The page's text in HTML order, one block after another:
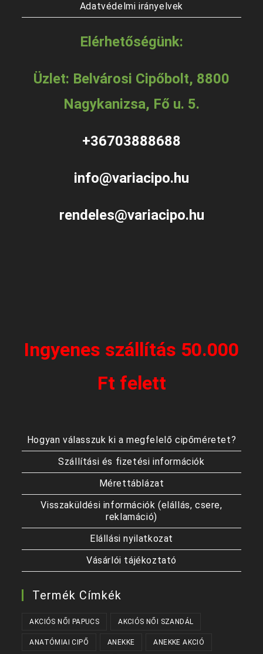
Adatvédelmi irányelvek
Elérhetőségünk:
Üzlet: Belvárosi Cipőbolt, 8800
Nagykanizsa, Fő u. 5.
+36703888688
info@variacipo.hu
rendeles@variacipo.hu
Ingyenes szállítás 50.000
Ft felett
Hogyan válasszuk ki a megfelelő cipőméretet?
Szállítási és fizetési információk
Mérettáblázat
Visszaküldési információk (elállás, csere,
reklamáció)
Elállási nyilatkozat
Vásárlói tájékoztató
Termék Címkék
AKCIÓS NŐI PAPUCS AKCIÓS NŐI SZANDÁL
ANATÓMIAI CIPŐ ANEKKE ANEKKE AKCIÓ